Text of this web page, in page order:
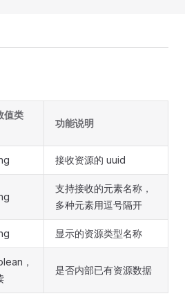
值类
功能说明
接收资源的 uuid
支持接收的元素名称，
多种元素用逗号隔开
显示的资源类型名称
，
是否内部已有资源数据